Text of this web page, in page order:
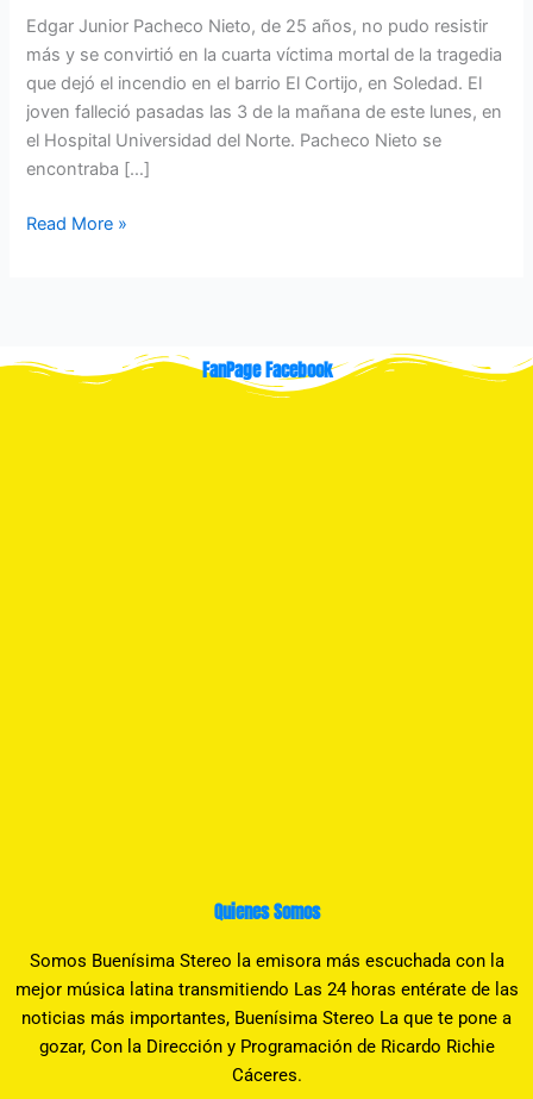
Edgar Junior Pacheco Nieto, de 25 años, no pudo resistir
más y se convirtió en la cuarta víctima mortal de la tragedia
que dejó el incendio en el barrio El Cortijo, en Soledad. El
joven falleció pasadas las 3 de la mañana de este lunes, en
el Hospital Universidad del Norte. Pacheco Nieto se
encontraba […]
joven
años
Read More »
FanPage Facebook
Quienes Somos
Somos Buenísima Stereo la emisora más escuchada con la
mejor música latina transmitiendo Las 24 horas entérate de las
noticias más importantes, Buenísima Stereo La que te pone a
gozar, Con la Dirección y Programación de Ricardo Richie
Cáceres.